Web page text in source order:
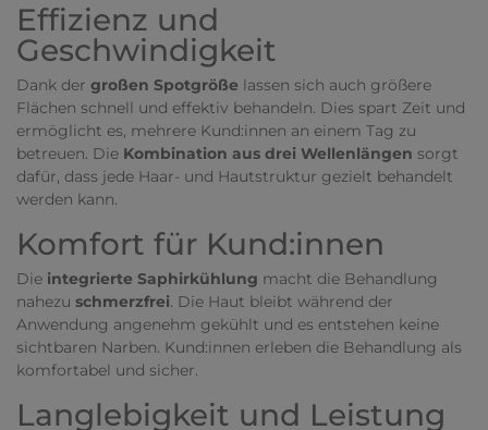
Effizienz und
Geschwindigkeit
Dank der großen Spotgröße lassen sich auch größere
Flächen schnell und effektiv behandeln. Dies spart Zeit und
ermöglicht es, mehrere Kund:innen an einem Tag zu
betreuen. Die Kombination aus drei Wellenlängen sorgt
dafür, dass jede Haar- und Hautstruktur gezielt behandelt
werden kann.
Komfort für Kund:innen
Die integrierte Saphirkühlung macht die Behandlung
nahezu schmerzfrei. Die Haut bleibt während der
Anwendung angenehm gekühlt und es entstehen keine
sichtbaren Narben. Kund:innen erleben die Behandlung als
komfortabel und sicher.
Langlebigkeit und Leistung